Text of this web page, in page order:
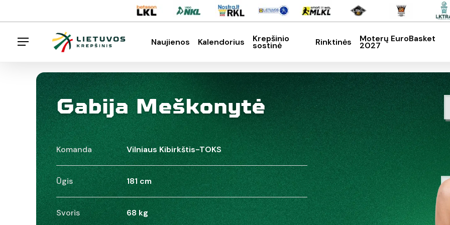
to
Spauskite enter klavišą norėdami ieškoti arba ESC, kad nutrauktumėte
Menu
Naujienos Kalendorius Krepšinio
sostinė Rinktinės Moterų EuroBasket
2027
Gabija Meškonytė
Komanda Vilniaus Kibirkštis-TOKS
Ūgis 181 cm
Svoris 68 kg